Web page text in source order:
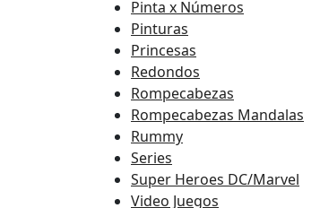
Pinta x Números
Pinturas
Princesas
Redondos
Rompecabezas
Rompecabezas Mandalas
Rummy
Series
Super Heroes DC/Marvel
Video Juegos